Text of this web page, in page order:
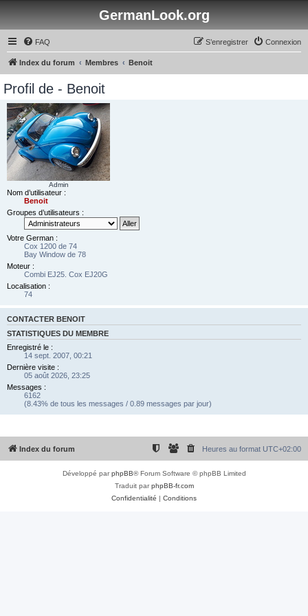
GermanLook.org
FAQ Connexion
S’enregistrer
Index du forum Membres Benoit
Profil de - Benoit
Admin
Nom d’utilisateur :
Benoit
Groupes d’utilisateurs :
Votre German :
Cox 1200 de 74
Bay Window de 78
Moteur :
Combi EJ25. Cox EJ20G
Localisation :
74
CONTACTER BENOIT
STATISTIQUES DU MEMBRE
Enregistré le :
14 sept. 2007, 00:21
Dernière visite :
05 août 2026, 23:25
Messages :
6162
(8.43% de tous les messages / 0.89 messages par jour)
Index du forum Heures au format UTC+02:00
Développé parphpBB® Forum Software © phpBB Limited
Traduit parphpBB-fr.com
Confidentialité | Conditions